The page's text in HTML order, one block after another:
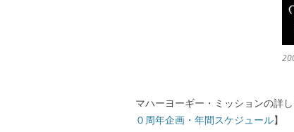
マハーヨーギー・ミッションの詳
０周年企画・年間スケジュール】